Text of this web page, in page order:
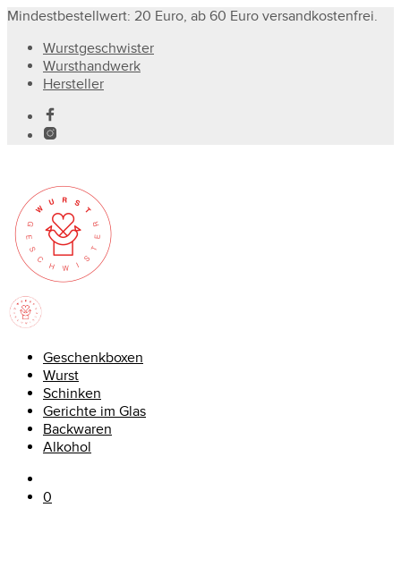
Mindestbestellwert: 20 Euro, ab 60 Euro versandkostenfrei.
Wurstgeschwister
Wursthandwerk
Hersteller
Geschenkboxen
Wurst
Schinken
Gerichte im Glas
Backwaren
Alkohol
0